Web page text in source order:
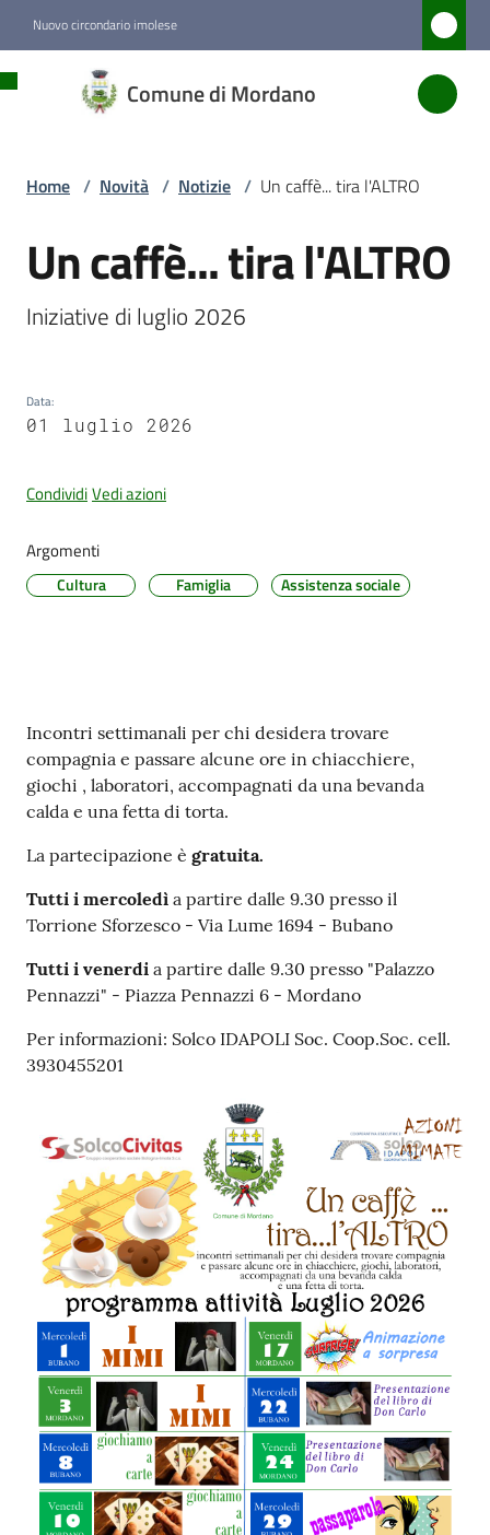
Nuovo circondario imolese
Comune di Mordano
di
Menu selezionato
Vivere
PNRR
Tutti
gli
Seguici
Home / Novità / Notizie / Un caffè... tira l'ALTRO
Salta al contenuto
Un caffè... tira l'ALTRO
Iniziative di luglio 2026
Data:
01 luglio 2026
CondividiVedi azioni
Argomenti
Cultura Famiglia Assistenza sociale
Contenuto
Incontri settimanali per chi desidera trovare
compagnia e passare alcune ore in chiacchiere,
giochi , laboratori, accompagnati da una bevanda
calda e una fetta di torta.
La partecipazione è gratuita.
Tutti i mercoledì a partire dalle 9.30 presso il
Torrione Sforzesco - Via Lume 1694 - Bubano
Tutti i venerdi a partire dalle 9.30 presso "Palazzo
Pennazzi" - Piazza Pennazzi 6 - Mordano
Per informazioni: Solco IDAPOLI Soc. Coop.Soc. cell.
3930455201